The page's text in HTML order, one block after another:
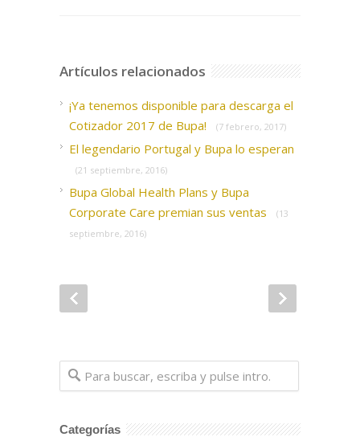
Artículos relacionados
¡Ya tenemos disponible para descarga el
Cotizador 2017 de Bupa!
(7 febrero, 2017)
El legendario Portugal y Bupa lo esperan
(21 septiembre, 2016)
Bupa Global Health Plans y Bupa
Corporate Care premian sus ventas
(13
septiembre, 2016)
Categorías